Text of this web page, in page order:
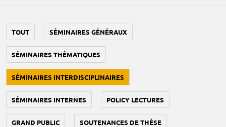
TOUT SÉMINAIRES GÉNÉRAUX
SÉMINAIRES THÉMATIQUES
SÉMINAIRES INTERDISCIPLINAIRES
SÉMINAIRES INTERNES POLICY LECTURES
GRAND PUBLIC SOUTENANCES DE THÈSE